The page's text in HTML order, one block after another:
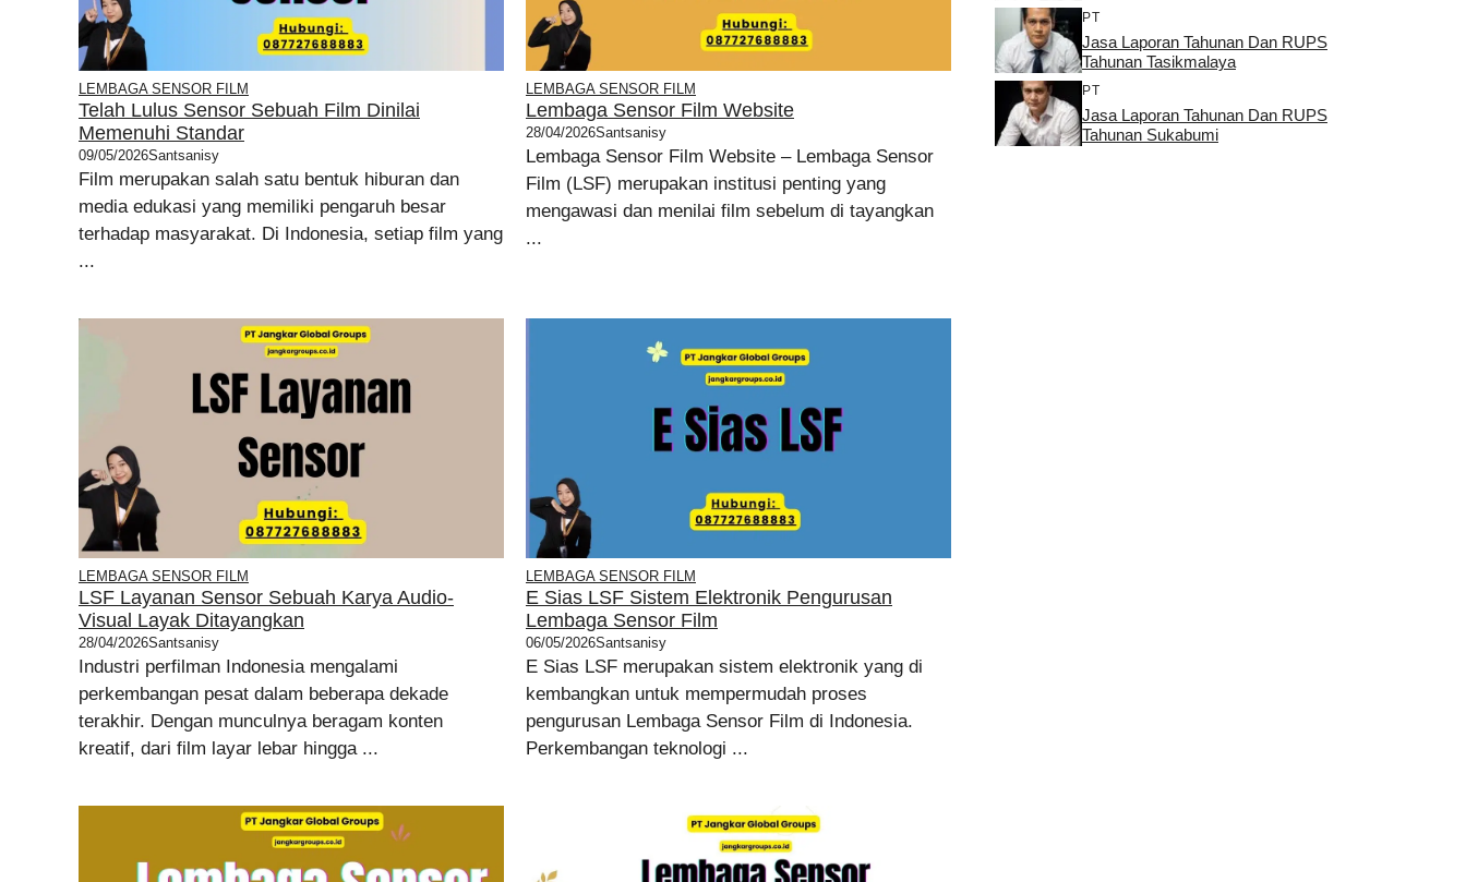
LEMBAGA SENSOR FILM
Telah Lulus Sensor Sebuah Film Dinilai
Memenuhi Standar
09/05/2026Santsanisy
Film merupakan salah satu bentuk hiburan dan
media edukasi yang memiliki pengaruh besar
terhadap masyarakat. Di Indonesia, setiap film yang
...
LEMBAGA SENSOR FILM
Lembaga Sensor Film Website
28/04/2026Santsanisy
Lembaga Sensor Film Website – Lembaga Sensor
Film (LSF) merupakan institusi penting yang
mengawasi dan menilai film sebelum di tayangkan
...
LEMBAGA SENSOR FILM
LSF Layanan Sensor Sebuah Karya Audio-
Visual Layak Ditayangkan
28/04/2026Santsanisy
Industri perfilman Indonesia mengalami
perkembangan pesat dalam beberapa dekade
terakhir. Dengan munculnya beragam konten
kreatif, dari film layar lebar hingga ...
LEMBAGA SENSOR FILM
E Sias LSF Sistem Elektronik Pengurusan
Lembaga Sensor Film
06/05/2026Santsanisy
E Sias LSF merupakan sistem elektronik yang di
kembangkan untuk mempermudah proses
pengurusan Lembaga Sensor Film di Indonesia.
Perkembangan teknologi ...
PT
Jasa Laporan Tahunan Dan RUPS
Tahunan Tasikmalaya
PT
Jasa Laporan Tahunan Dan RUPS
Tahunan Sukabumi